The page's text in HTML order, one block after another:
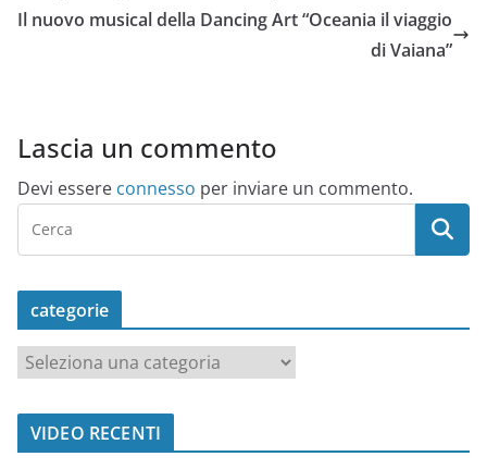
Il nuovo musical della Dancing Art “Oceania il viaggio
di Vaiana”
Lascia un commento
Devi essere connesso per inviare un commento.
categorie
a
t
VIDEO RECENTI